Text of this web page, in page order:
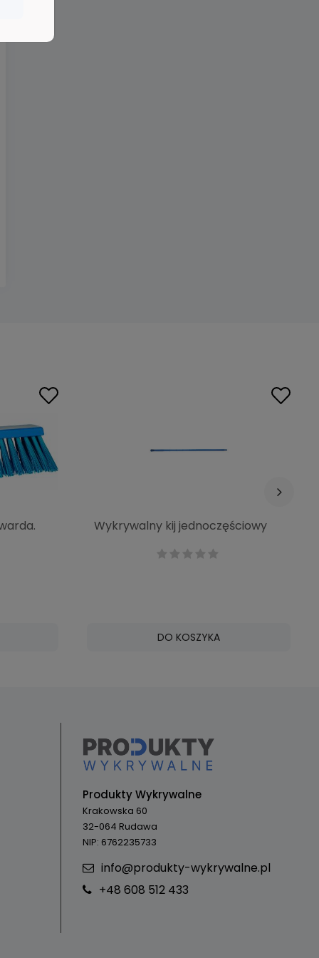
Wykrywalny kij jednoczęściowy
DO KOSZYKA
Produkty Wykrywalne
Krakowska 60
32-064 Rudawa
NIP: 6762235733
info@produkty-wykrywalne.pl
+48 608 512 433